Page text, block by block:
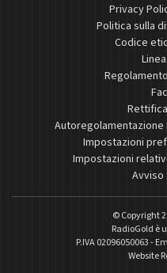
Privacy
Politica sulla
Codice
Autoregolamentazione
Impostazioni
Impostazioni
Avviso
© Copyright
RadioGold è
P.IVA 02096050063 -
Website